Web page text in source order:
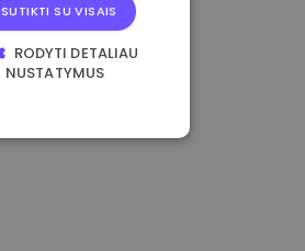
SUTIKTI SU VISAIS
RODYTI DETALIAU
NUSTATYMUS